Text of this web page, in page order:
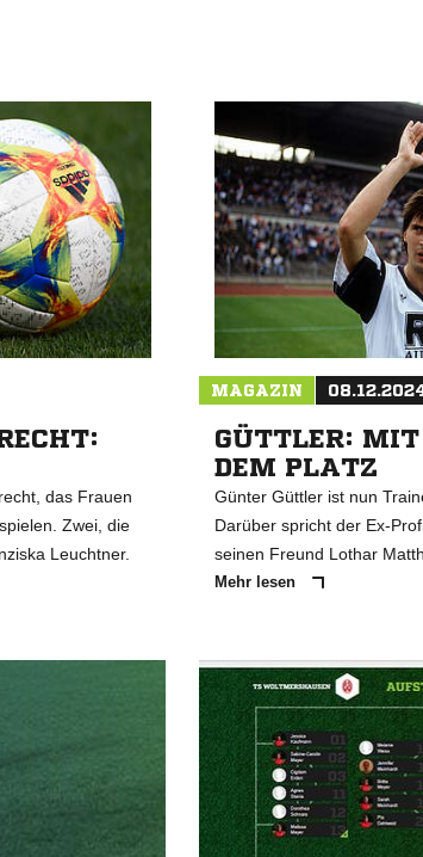
das Frauen
Zwei, die
Leuchtner.
MAGAZIN
GÜTTLER:
DEM PLATZ
Günter Güttler ist nun
Darüber spricht der Ex-
seinen Freund Lothar
Mehr lesen